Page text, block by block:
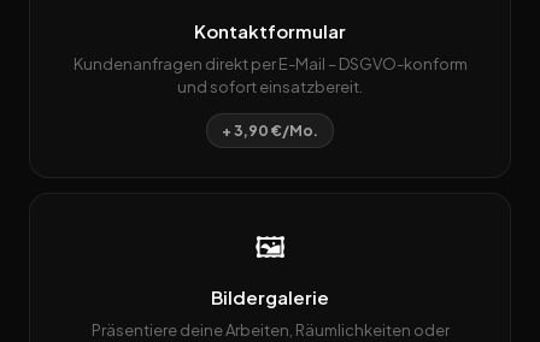
Kontaktformular
Kundenanfragen direkt per E-Mail – DSGVO-konform
und sofort einsatzbereit.
+ 3,90 €/Mo.
🖼️
Bildergalerie
Präsentiere deine Arbeiten, Räumlichkeiten oder